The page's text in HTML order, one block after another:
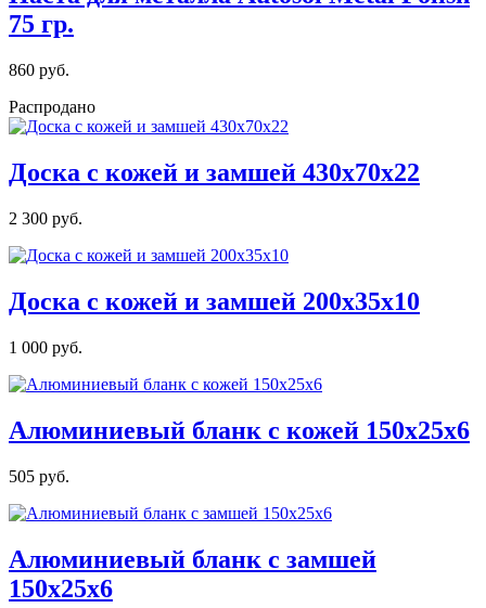
75 гр.
860 руб.
Распродано
Доска с кожей и замшей 430х70х22
2 300 руб.
Доска с кожей и замшей 200х35х10
1 000 руб.
Алюминиевый бланк с кожей 150х25х6
505 руб.
Алюминиевый бланк с замшей
150х25х6